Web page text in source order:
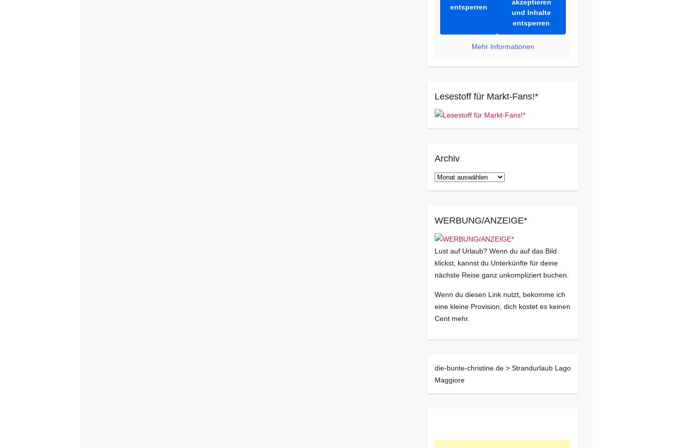
entsperren
akzeptieren
und Inhalte
entsperren
Mehr Informationen
Lesestoff für Markt-Fans!*
Archiv
Archiv
WERBUNG/ANZEIGE*
Lust auf Urlaub? Wenn du auf das Bild
klickst, kannst du Unterkünfte für deine
nächste Reise ganz unkompliziert buchen.
Wenn du diesen Link nutzt, bekomme ich
eine kleine Provision, dich kostet es keinen
Cent mehr.
die-bunte-christine.de > Strandurlaub Lago
Maggiore